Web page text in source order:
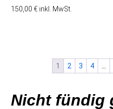
150,00€ inkl. MwSt.
1 2 3 4
Nicht fündig